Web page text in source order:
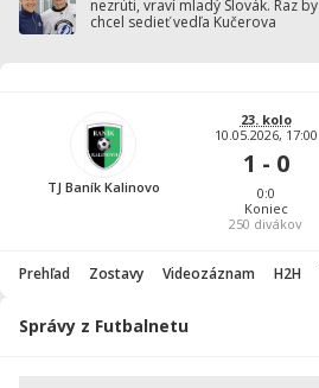
nezrúti, vraví mladý Slovák. Raz by
chcel sedieť vedľa Kučerova
TJ Baník Kalinovo
23. kolo
10.05.2026, 17:00
1 - 0
0:0
Koniec
250 divákov
Prehľad Zostavy Videozáznam H2H
Správy z Futbalnetu